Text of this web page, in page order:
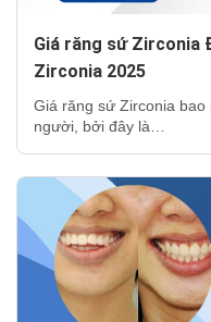
Giá răng sứ Zirconia
Zirconia 2025
Giá răng sứ Zirconia bao
người, bởi đây là…